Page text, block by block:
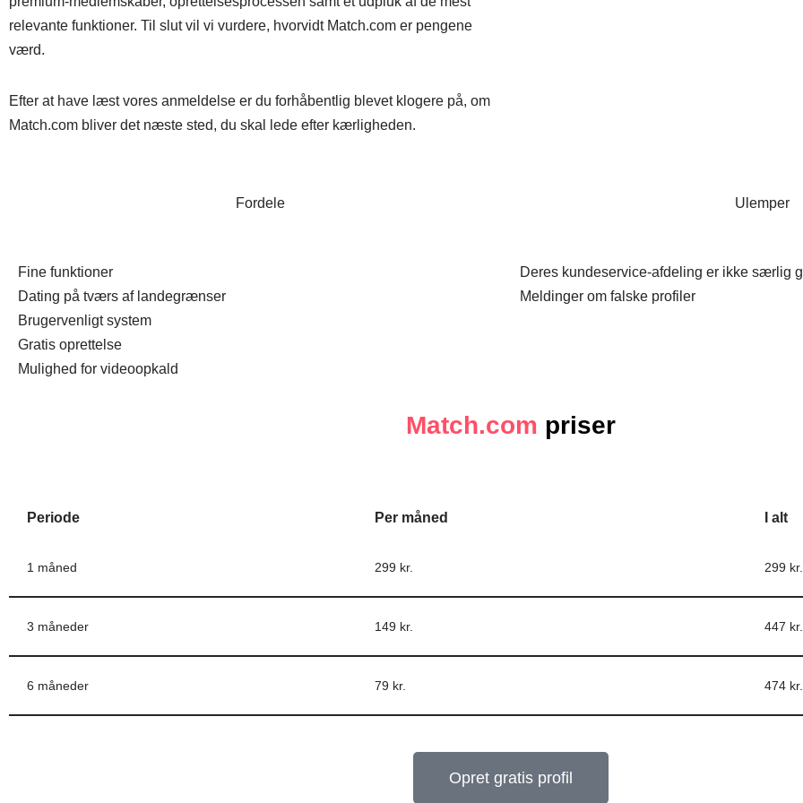
relevante funktioner. Til slut vil vi vurdere, hvorvidt Match.com er pengene
værd.
Efter at have læst vores anmeldelse er du forhåbentlig blevet klogere på, om
Match.com bliver det næste sted, du skal lede efter kærligheden.
Fordele
Fine funktioner
Dating på tværs af landegrænser
Brugervenligt system
Gratis oprettelse
Mulighed for videoopkald
Ulemper
Deres kundeservice-afdeling er ikke særlig
Meldinger om falske profiler
Match.com priser
Periode Per måned I alt
1 måned 299 kr. 299 kr.
3 måneder 149 kr. 447 kr.
6 måneder 79 kr. 474 kr.
Opret gratis profil